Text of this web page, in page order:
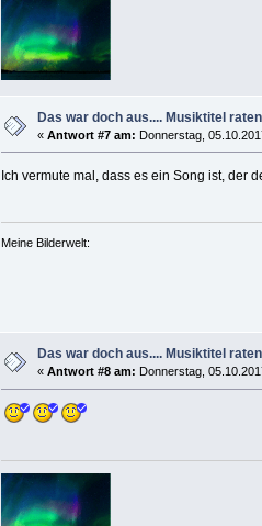
Das war doch aus.... Musiktitel raten
« Antwort #7 am: Donnerstag,
Ich vermute mal, dass es ein Song ist, der
Meine Bilderwelt:
Das war doch aus.... Musiktitel raten
« Antwort #8 am: Donnerstag,